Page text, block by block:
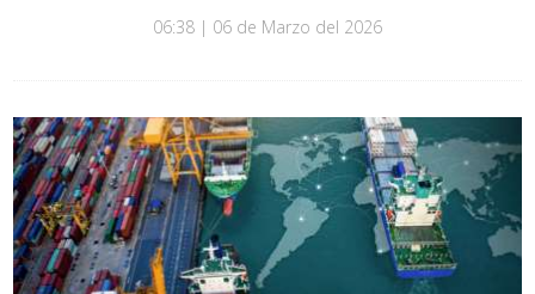
06:38 | 06 de Marzo del 2026